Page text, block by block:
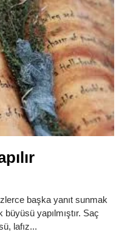
başka yanıt sunmak
yapılmıştır. Saç
lafız